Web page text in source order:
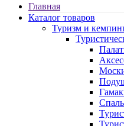
Главная
Каталог товаров
Туризм и